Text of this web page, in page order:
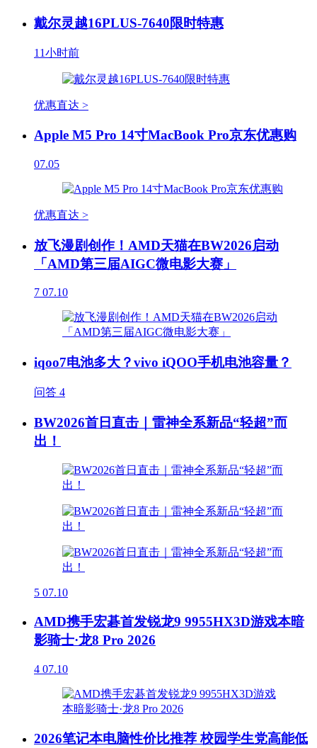
戴尔灵越16PLUS-7640限时特惠
11小时前
优惠直达 >
Apple M5 Pro 14寸MacBook Pro京东优惠购
07.05
优惠直达 >
放飞漫剧创作！AMD天猫在BW2026启动
「AMD第三届AIGC微电影大赛」
7 07.10
iqoo7电池多大？vivo iQOO手机电池容量？
问答 4
BW2026首日直击｜雷神全系新品“轻超”而
出！
5 07.10
AMD携手宏碁首发锐龙9 9955HX3D游戏本暗
影骑士·龙8 Pro 2026
4 07.10
2026笔记本电脑性价比推荐 校园学生党高能低